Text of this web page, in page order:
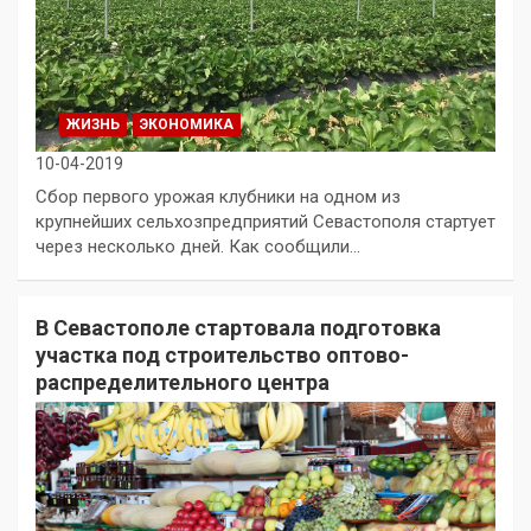
ЖИЗНЬ ЭКОНОМИКА
10-04-2019
Сбор первого урожая клубники на одном из
крупнейших сельхозпредприятий Севастополя стартует
через несколько дней. Как сообщили…
В Севастополе стартовала подготовка
участка под строительство оптово-
распределительного центра